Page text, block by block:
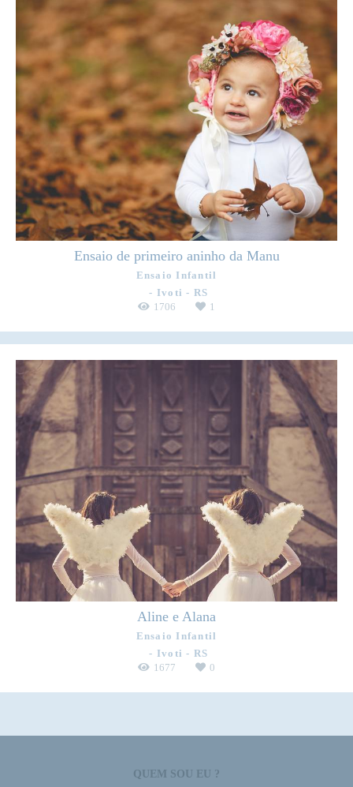
Ensaio de primeiro aninho da Manu
Ensaio Infantil
Ivoti - RS
1706 1
Aline e Alana
Ensaio Infantil
Ivoti - RS
1677 0
QUEM SOU EU ?